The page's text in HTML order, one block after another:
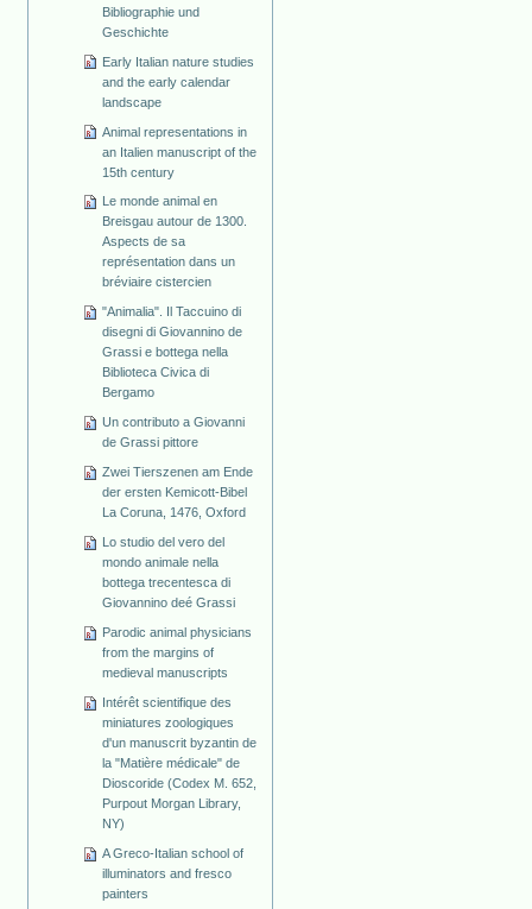
Bibliographie und
Geschichte
Early Italian nature studies
and the early calendar
landscape
Animal representations in
an Italien manuscript of the
15th century
Le monde animal en
Breisgau autour de 1300.
Aspects de sa
représentation dans un
bréviaire cistercien
"Animalia". Il Taccuino di
disegni di Giovannino de
Grassi e bottega nella
Biblioteca Civica di
Bergamo
Un contributo a Giovanni
de Grassi pittore
Zwei Tierszenen am Ende
der ersten Kemicott-Bibel
La Coruna, 1476, Oxford
Lo studio del vero del
mondo animale nella
bottega trecentesca di
Giovannino deé Grassi
Parodic animal physicians
from the margins of
medieval manuscripts
Intérêt scientifique des
miniatures zoologiques
d'un manuscrit byzantin de
la "Matière médicale" de
Dioscoride (Codex M. 652,
Purpout Morgan Library,
NY)
A Greco-Italian school of
illuminators and fresco
painters